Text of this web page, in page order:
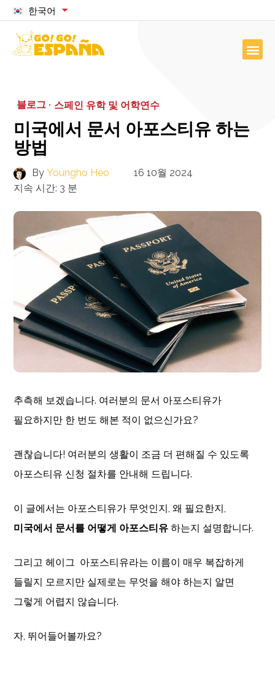
한국어
블로그 · 스페인 유학 및 어학연수
미국에서 문서 아포스티유 하는
방법
By Youngho Heo
16 10월 2024
지속 시간: 3 분
추측해 보겠습니다. 여러분의 문서 아포스티유가
필요하지만 한 번도 해본 적이 없으신가요?
괜찮습니다! 여러분의 생활이 조금 더 편해질 수 있도록
아포스티유 신청 절차를 안내해 드립니다.
이 글에서는 아포스티유가 무엇인지, 왜 필요한지,
미국에서 문서를 어떻게 아포스티유하는지 설명합니다.
그리고 헤이그 아포스티유라는 이름이 매우 복잡하게
들릴지 모르지만 실제로는 무엇을 해야 하는지 알면
그렇게 어렵지 않습니다.
자, 뛰어들어볼까요?